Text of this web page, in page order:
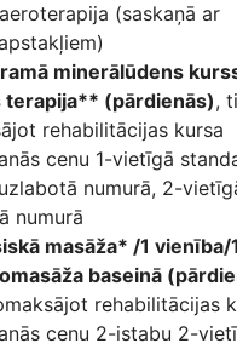
aeroterapija (saskaņā ar
minerālūdens
terapija** (pārdienās),
rehabilitācijas kursa
cenu 1-vietīgā
numurā, 2-
numurā
masāža* /1
baseinā
rehabilitācijas
cenu 2-istabu 2-